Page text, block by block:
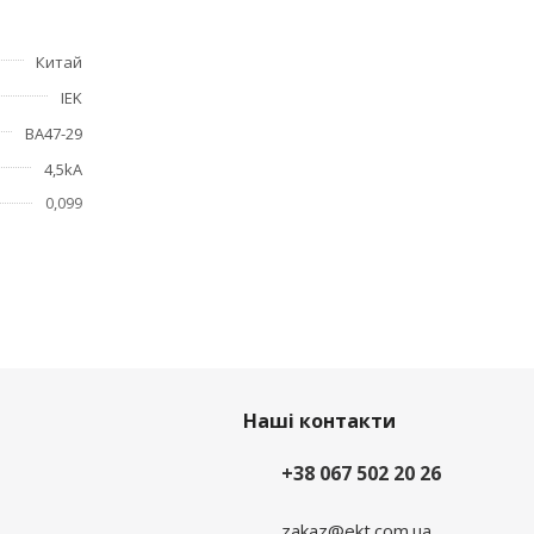
Китай
IEK
ВА47-29
4,5kA
0,099
Наші контакти
+38 067 502 20 26